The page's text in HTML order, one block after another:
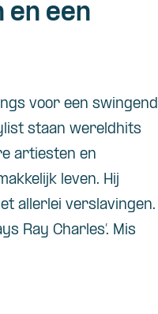
en een
voor een swingend
staan wereldhits
artiesten en
leven. Hij
allerlei verslavingen.
Ray Charles’. Mis